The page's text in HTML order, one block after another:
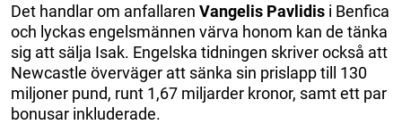
Det handlar om anfallaren Vangelis Pavlidis i Benfica
och lyckas engelsmännen värva honom kan de tänka
sig att sälja Isak. Engelska tidningen skriver också att
Newcastle överväger att sänka sin prislapp till 130
miljoner pund, runt 1,67 miljarder kronor, samt ett par
bonusar inkluderade.